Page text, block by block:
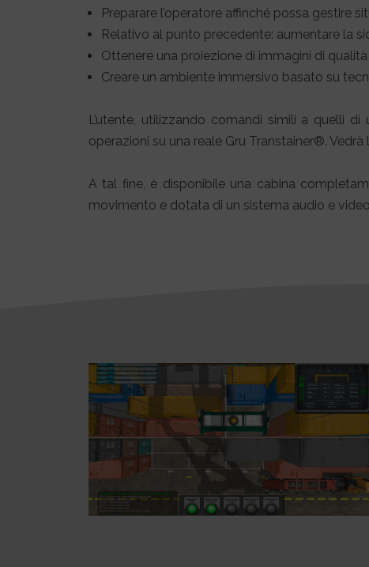
Preparare l’operatore affinché possa gestire
Relativo al punto precedente: aumentare la
Ottenere una proiezione di immagini di
Creare un ambiente immersivo basato su
L’utente, utilizzando comandi simili a quelli
operazioni su una reale Gru Transtainer®.
A tal fine, è disponibile una cabina
movimento e dotata di un sistema audio e